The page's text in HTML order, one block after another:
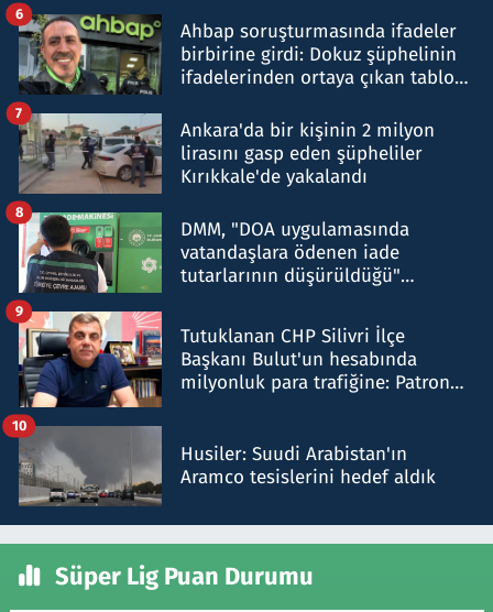
Ahbap soruşturmasında ifadeler
birbirine girdi: Dokuz şüphelinin
ifadelerinden ortaya çıkan tablo
6
Ankara'da bir kişinin 2 milyon
lirasını gasp eden şüpheliler
Kırıkkale'de yakalandı
7
DMM, "DOA uygulamasında
vatandaşlara ödenen iade
tutarlarının düşürüldüğü"
8
Tutuklanan CHP Silivri İlçe
Başkanı Bulut'un hesabında
milyonluk para trafiğine: Patron
9
Husiler: Suudi Arabistan'ın
Aramco tesislerini hedef aldık
10
Süper Lig Puan Durumu